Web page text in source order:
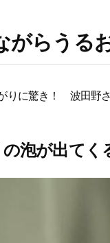
がらうる
りに驚き！ 波田野
泡が出てく